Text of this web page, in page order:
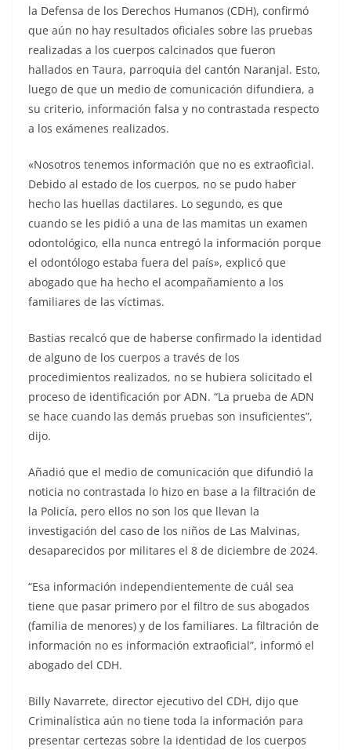
la Defensa de los Derechos Humanos (CDH), confirmó
que aún no hay resultados oficiales sobre las pruebas
realizadas a los cuerpos calcinados que fueron
hallados en Taura, parroquia del cantón Naranjal. Esto,
luego de que un medio de comunicación difundiera, a
su criterio, información falsa y no contrastada respecto
a los exámenes realizados.
«Nosotros tenemos información que no es extraoficial.
Debido al estado de los cuerpos, no se pudo haber
hecho las huellas dactilares. Lo segundo, es que
cuando se les pidió a una de las mamitas un examen
odontológico, ella nunca entregó la información porque
el odontólogo estaba fuera del país», explicó que
abogado que ha hecho el acompañamiento a los
familiares de las víctimas.
Bastias recalcó que de haberse confirmado la identidad
de alguno de los cuerpos a través de los
procedimientos realizados, no se hubiera solicitado el
proceso de identificación por ADN. “La prueba de ADN
se hace cuando las demás pruebas son insuficientes”,
dijo.
Añadió que el medio de comunicación que difundió la
noticia no contrastada lo hizo en base a la filtración de
la Policía, pero ellos no son los que llevan la
investigación del caso de los niños de Las Malvinas,
desaparecidos por militares el 8 de diciembre de 2024.
“Esa información independientemente de cuál sea
tiene que pasar primero por el filtro de sus abogados
(familia de menores) y de los familiares. La filtración de
información no es información extraoficial”, informó el
abogado del CDH.
Billy Navarrete, director ejecutivo del CDH, dijo que
Criminalística aún no tiene toda la información para
presentar certezas sobre la identidad de los cuerpos